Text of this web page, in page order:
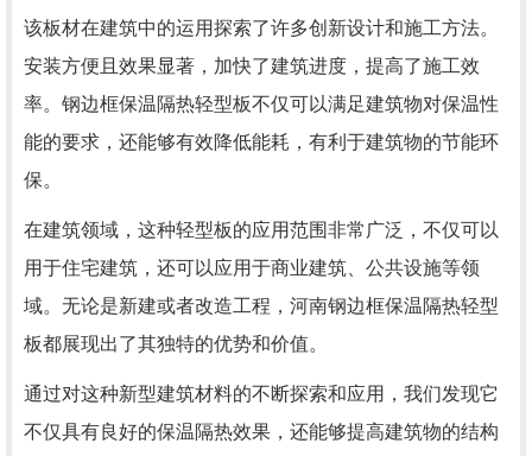
该板材在建筑中的运用探索了许多创新设计和施工方法。
安装方便且效果显著，加快了建筑进度，提高了施工效
率。钢边框保温隔热轻型板不仅可以满足建筑物对保温性
能的要求，还能够有效降低能耗，有利于建筑物的节能环
保。
在建筑领域，这种轻型板的应用范围非常广泛，不仅可以
用于住宅建筑，还可以应用于商业建筑、公共设施等领
域。无论是新建或者改造工程，河南钢边框保温隔热轻型
板都展现出了其独特的优势和价值。
通过对这种新型建筑材料的不断探索和应用，我们发现它
不仅具有良好的保温隔热效果，还能够提高建筑物的结构